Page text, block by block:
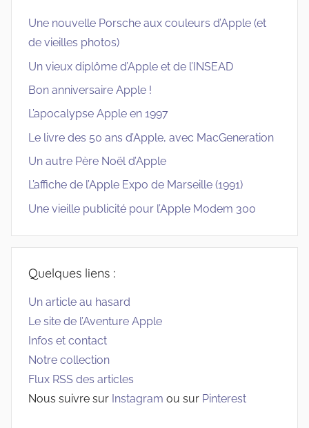
Une nouvelle Porsche aux couleurs d’Apple (et
de vieilles photos)
Un vieux diplôme d’Apple et de l’INSEAD
Bon anniversaire Apple !
L’apocalypse Apple en 1997
Le livre des 50 ans d’Apple, avec MacGeneration
Un autre Père Noël d’Apple
L’affiche de l’Apple Expo de Marseille (1991)
Une vieille publicité pour l’Apple Modem 300
Quelques liens :
Un article au hasard
Le site de l’Aventure Apple
Infos et contact
Notre collection
Flux RSS des articles
Nous suivre sur Instagram ou sur Pinterest